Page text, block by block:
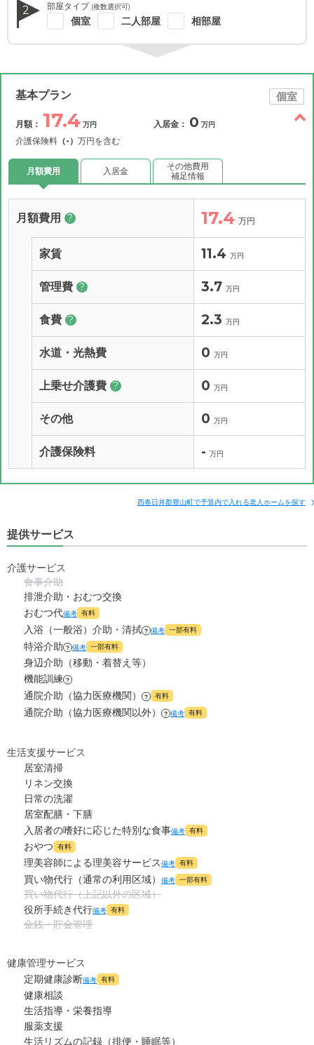
2 部屋タイプ (複数選択可)
個室 二人部屋 相部屋
基本プラン 個室
月額： 17.4 万円
介護保険料 （-） 万円を含む
入居金： 0 万円
月額費用 入居金
その他費用
補足情報
月額費用 ? 17.4 万円
家賃 11.4 万円
管理費 ? 3.7 万円
食費 ? 2.3 万円
水道・光熱費 0 万円
上乗せ介護費 ? 0 万円
その他 0 万円
介護保険料 - 万円
西春日井郡豊山町で予算内で入れる老人ホームを探す
提供サービス
介護サービス
食事介助
排泄介助・おむつ交換
おむつ代備考 有料
入浴（一般浴）介助・清拭 ? 備考 一部有料
特浴介助 ? 備考 一部有料
身辺介助（移動・着替え等）
機能訓練 ?
通院介助（協力医療機関） ? 有料
通院介助（協力医療機関以外） ? 備考 有料
生活支援サービス
居室清掃
リネン交換
日常の洗濯
居室配膳・下膳
入居者の嗜好に応じた特別な食事備考 有料
おやつ 有料
理美容師による理美容サービス備考 有料
買い物代行（通常の利用区域） 備考 一部有料
買い物代行（上記以外の区域）
役所手続き代行備考 有料
金銭・貯金管理
健康管理サービス
定期健康診断備考 有料
健康相談
生活指導・栄養指導
服薬支援
生活リズムの記録（排便・睡眠等）